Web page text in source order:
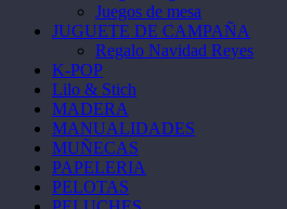
Juegos de mesa
JUGUETE DE CAMPAÑA
Regalo Navidad Reyes
K-POP
Lilo & Stich
MADERA
MANUALIDADES
MUÑECAS
PAPELERIA
PELOTAS